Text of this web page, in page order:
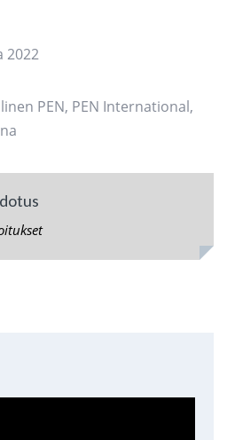
2022
PEN, PEN International,